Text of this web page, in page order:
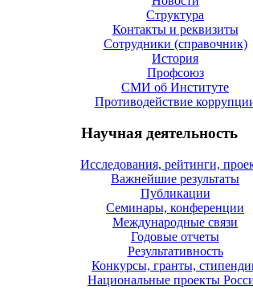
Структура
Контакты и реквизиты
Сотрудники (справочник)
История
Профсоюз
СМИ об Институте
Противодействие
Научная деятельность
Исследования, рейтинги,
Важнейшие результаты
Публикации
Семинары, конференции
Международные связи
Годовые отчеты
Результативность
Конкурсы, гранты,
Национальные проекты